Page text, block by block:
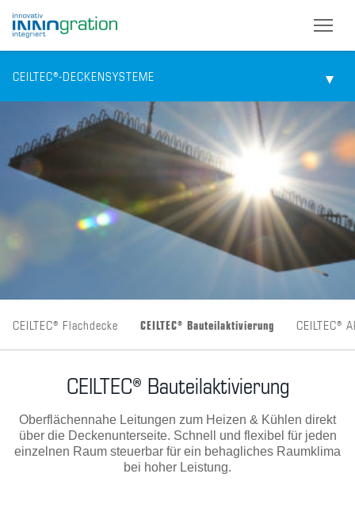
main
content
CEILTEC®-DECKENSYSTEME
CEILTEC® Flachdecke CEILTEC® Bauteilaktivierung CEILTEC®
CEILTEC® Bauteilaktivierung
Oberflächennahe Leitungen zum Heizen & Kühlen direkt
über die Deckenunterseite. Schnell und flexibel für jeden
einzelnen Raum steuerbar für ein behagliches Raumklima
bei hoher Leistung.